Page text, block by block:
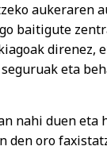
aukeraren
baitigute
direnez,
eta
nahi duen eta
den oro